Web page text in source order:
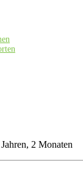
2 Monaten